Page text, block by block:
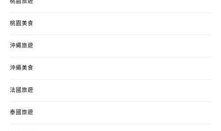
桃園旅遊
桃園美食
沖繩旅遊
沖繩美食
法國旅遊
泰國旅遊